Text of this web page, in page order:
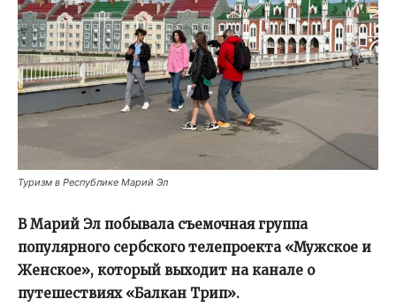
Туризм в Республике Марий Эл
В Марий Эл побывала съемочная группа
популярного сербского телепроекта «Мужское и
Женское», который выходит на канале о
путешествиях «Балкан Трип».